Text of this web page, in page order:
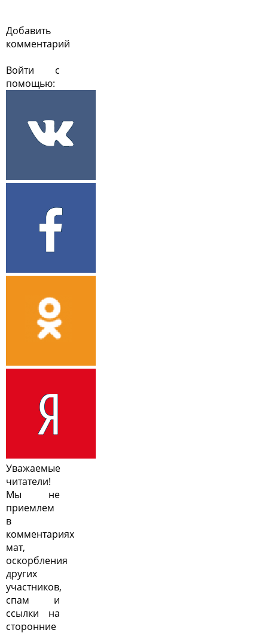
Добавить
комментарий
Войти с
помощью:
Уважаемые
читатели!
Мы не
приемлем
в
комментариях
мат,
оскорбления
других
участников,
спам и
ссылки на
сторонние